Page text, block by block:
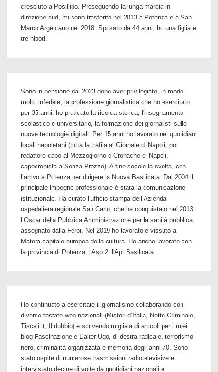
cresciuto a Posillipo. Proseguendo la lunga marcia in
direzione sud, mi sono trasferito nel 2013 a Potenza e a San
Marco Argentano nel 2018. Sposato da 44 anni, ho una figlia e
tre nipoti.
Sono in pensione dal 2023 dopo aver privilegiato, in modo
molto infedele, la professione giornalistica che ho esercitato
per 35 anni: ho praticato la ricerca storica, l'insegnamento
scolastico e universitario, la formazione dei giornalisti sulle
nuove tecnologie digitali. Per 15 anni ho lavorato nei quotidiani
locali napoletani (tutta la trafila al Giornale di Napoli, poi
redattore capo al Mezzogiorno e Cronache di Napoli,
capocronista a Senza Prezzo). A fine secolo la svolta, con
l’arrivo a Potenza per dirigere la Nuova Basilicata. Dal 2004 il
principale impegno professionale è stata la comunicazione
istituzionale. Ha curato l’ufficio stampa dell’Azienda
ospedaliera regionale San Carlo, che ha conquistato nel 2013
l’Oscar della Pubblica Amministrazione per la sanità pubblica,
assegnato dalla Ferpi. Nel 2019 ho lavorato e vissuto a
Matera capitale europea della cultura. Ho anche lavorato con
la provincia di Potenza, l'Asp 2, l'Apt Basilicata.
Ho continuato a esercitare il giornalismo collaborando con
diverse testate web nazionali (Misteri d’Italia, Notte Criminale,
Tiscali.it, Il dubbio) e scrivendo migliaia di articoli per i miei
blog Fascinazione e L’alter Ugo, di destra radicale, terrorismo
nero, criminalità organizzata e memoria degli anni 70. Sono
stato ospite di numerose trasmissioni radiotelevisive e
intervistato decine di volte da quotidiani nazionali e